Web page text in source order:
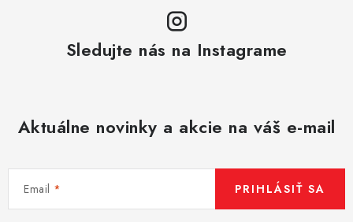
Sledujte nás na Instagrame
Aktuálne novinky a akcie na váš e-mail
Email PRIHLÁSIŤ SA